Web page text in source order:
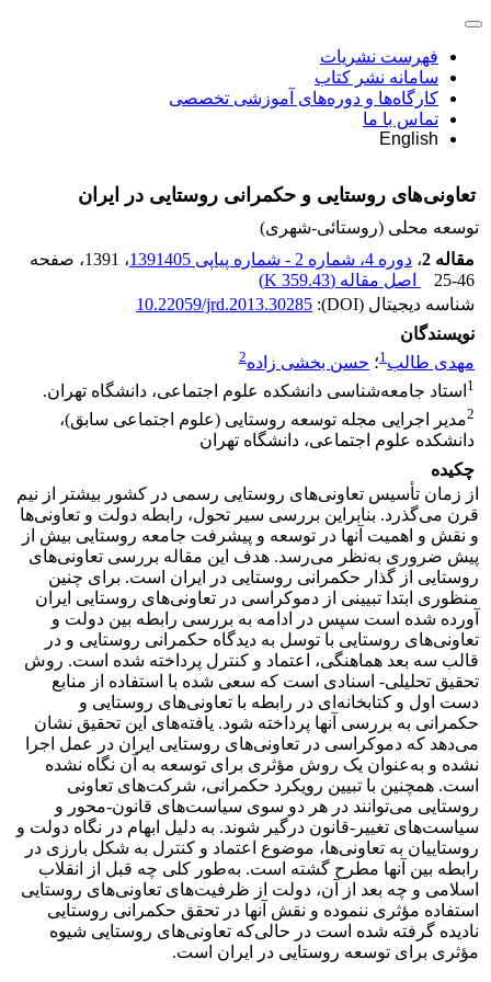
فهرست نشریات
سامانه نشر کتاب
کارگاه‌ها و دوره‌های آموزشی تخصصی
تماس با ما
English
تعاونی‌های روستایی و حکمرانی روستایی در ایران
توسعه محلی (روستائی-شهری)
مقاله 2
، دوره 4، شماره 2 - شماره پیاپی 1391405 ، 1391
، صفحه
25-46
اصل مقاله (359.43 K
)
شناسه دیجیتال (DOI):
10.22059/jrd.2013.30285
نویسندگان
مهدی طالب1؛ حسن بخشی زاده2
1 استاد جامعه‌شناسی دانشکده علوم اجتماعی، دانشگاه تهران.
2مدیر اجرایی مجله توسعه روستایی (علوم اجتماعی سابق)،
دانشکده علوم اجتماعی، دانشگاه تهران
چکیده
از زمان تأسیس تعاونی‌های روستایی رسمی در کشور بیشتر از نیم
قرن می‌گذرد. بنابراین بررسی سیر تحول، رابطه دولت و تعاونی‌ها
و نقش و اهمیت آنها در توسعه و پیشرفت جامعه روستایی بیش از
پیش ضروری به‌نظر می‌رسد. هدف این مقاله بررسی تعاونی‌های
روستایی از گذار حکمرانی روستایی در ایران است. برای چنین
منظوری ابتدا تبیینی از دموکراسی در تعاونی‌های روستایی ایران
آورده شده است سپس در ادامه به بررسی رابطه بین دولت و
تعاونی‌های روستایی با توسل به دیدگاه حکمرانی روستایی و در
قالب سه بعد هماهنگی، اعتماد و کنترل پرداخته‌ شده است. روش
تحقیق تحلیلی- اسنادی است که سعی شده با استفاده از منابع
دست اول و کتابخانه‌ای در رابطه با تعاونی‌های روستایی و
حکمرانی به بررسی آنها پرداخته شود. یافته‌‎های این تحقیق نشان
می‌دهد که دموکراسی در تعاونی‌های روستایی ایران در عمل اجرا
نشده و به‌عنوان یک روش مؤثری برای توسعه به آن نگاه نشده
است. همچنین با تبیین رویکرد حکمرانی، شرکت‌های تعاونی
روستایی می‌توانند در هر دو سوی سیاست‌های قانون-محور و
سیاست‌های تغییر-قانون درگیر شوند. به دلیل ابهام در نگاه دولت و
روستاییان به تعاونی‌ها، موضوع اعتماد و کنترل به شکل بارزی در
رابطه بین آنها مطرح گشته است. به‌طور کلی چه قبل از انقلاب
اسلامی و چه بعد از آن، دولت از ظرفیت‌های تعاونی‌های روستایی
استفاده م‍ؤثری ننموده و نقش آنها در تحقق حکمرانی روستایی
نادیده گرفته شده است در حالی‌که تعاونی‌های روستایی شیوه
مؤثری برای توسعه روستایی در ایران است.